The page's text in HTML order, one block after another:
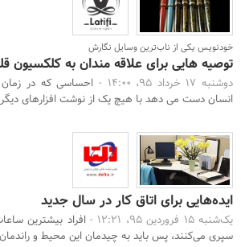
خودنویس یکی از ناب‌ترین وسایل نگارش
توصیه هایی برای علاقه مندان به کلکسیون
دوشنبه 17 خرداد 95، 14:00 -
احساسی که در
انسان دست می دهد با هیچ یک از نوشت افزارهای
ایده‌هایی برای اتاق کار در سال جدید
یک‌شنبه 15 فروردین 95، 12:21 -
افراد بیشترین
سپری می‌کنند، پس باید به چیدمان این محیط و